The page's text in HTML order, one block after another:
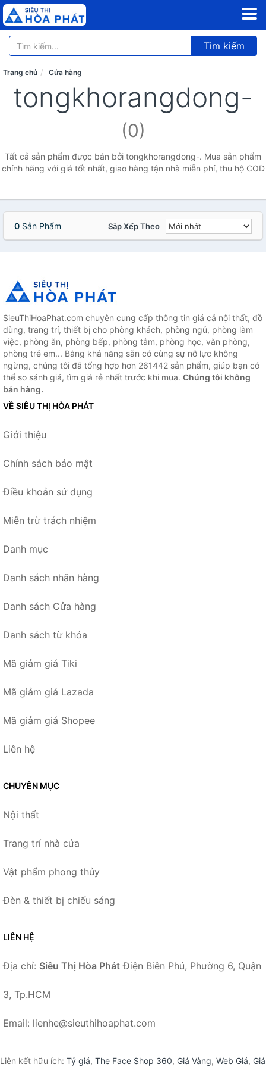
Tìm kiếm
Trang chủ Cửa hàng
tongkhorangdong-
(0)
Tất cả sản phẩm được bán bởi tongkhorangdong-. Mua sản phẩm
chính hãng với giá tốt nhất, giao hàng tận nhà miễn phí, thu hộ COD
0 Sản Phẩm Sắp Xếp Theo
SieuThiHoaPhat.com chuyên cung cấp thông tin giá cả nội thất, đồ
dùng, trang trí, thiết bị cho phòng khách, phòng ngủ, phòng làm
việc, phòng ăn, phòng bếp, phòng tắm, phòng học, văn phòng,
phòng trẻ em... Bằng khả năng sẵn có cùng sự nỗ lực không
ngừng, chúng tôi đã tổng hợp hơn 261442 sản phẩm, giúp bạn có
thể so sánh giá, tìm giá rẻ nhất trước khi mua. Chúng tôi không
bán hàng.
VỀ SIÊU THỊ HÒA PHÁT
Giới thiệu
Chính sách bảo mật
Điều khoản sử dụng
Miễn trừ trách nhiệm
Danh mục
Danh sách nhãn hàng
Danh sách Cửa hàng
Danh sách từ khóa
Mã giảm giá Tiki
Mã giảm giá Lazada
Mã giảm giá Shopee
Liên hệ
CHUYÊN MỤC
Nội thất
Trang trí nhà cửa
Vật phẩm phong thủy
Đèn & thiết bị chiếu sáng
LIÊN HỆ
Địa chỉ: Siêu Thị Hòa Phát Điện Biên Phủ, Phường 6, Quận
3, Tp.HCM
Email: lienhe@sieuthihoaphat.com
Liên kết hữu ích: Tỷ giá, The Face Shop 360, Giá Vàng, Web Giá, Giá